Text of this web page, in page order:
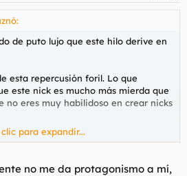
de puto lujo que este hilo derive en
esta repercusión foril. Lo que
este nick es mucho más mierda que
no eres muy habilidoso en crear nicks
clic para expandir...
no me da protagonismo a mí,